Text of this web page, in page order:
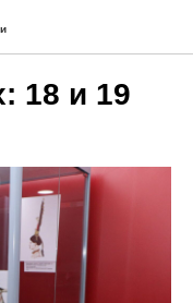
18 и 19